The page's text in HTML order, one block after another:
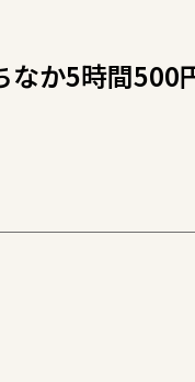
か5時間500